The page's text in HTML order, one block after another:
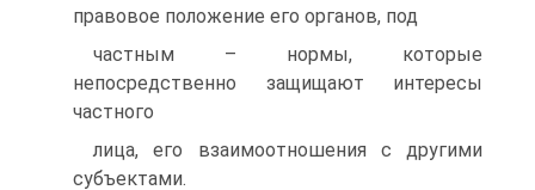
правовое положение его органов, под
частным – нормы, которые
непосредственно защищают интересы
частного
лица, его взаимоотношения с другими
субъектами.